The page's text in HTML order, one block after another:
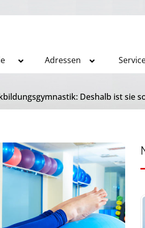
Adressen
Deshalb ist sie